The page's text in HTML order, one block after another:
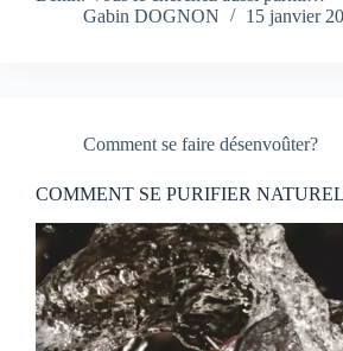
Gabin DOGNON
15 janvier
Comment se faire désenvoûter?
COMMENT SE PURIFIER